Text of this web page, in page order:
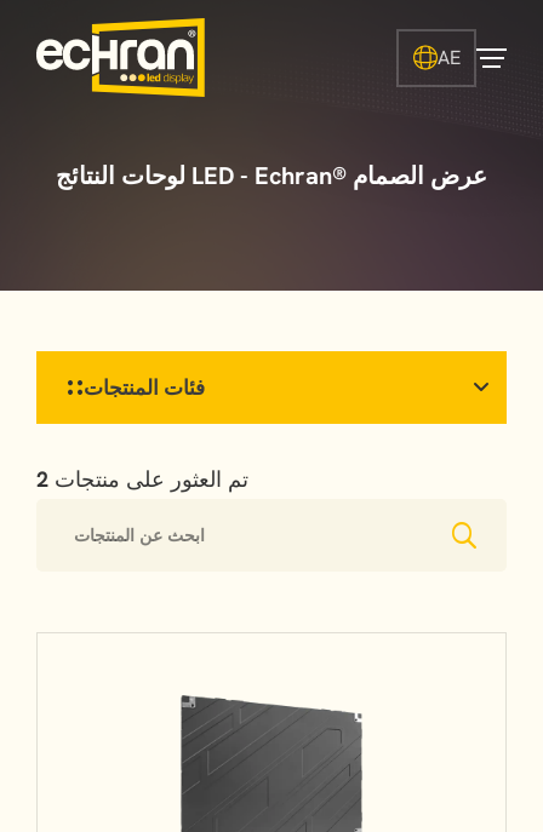
AE
لوحات النتائج LED - Echran® عرض الصمام
فئات المنتجات
2 تم العثور على منتجات